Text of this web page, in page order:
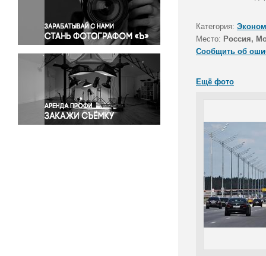
Правосудие
Происшествия и конфликты
Религия
Светская жизнь
Спорт
Экология
Экономика и бизнес
Категория:
Место: Россия,
Сообщить об
Ещё фото